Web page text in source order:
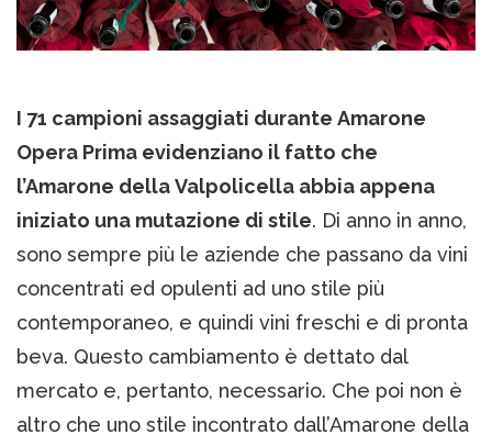
I 71 campioni assaggiati durante Amarone
Opera Prima evidenziano il fatto che
l’Amarone della Valpolicella abbia appena
iniziato una mutazione di stile. Di anno in anno,
sono sempre più le aziende che passano da vini
concentrati ed opulenti ad uno stile più
contemporaneo, e quindi vini freschi e di pronta
beva. Questo cambiamento è dettato dal
mercato e, pertanto, necessario. Che poi non è
altro che uno stile incontrato dall’Amarone della